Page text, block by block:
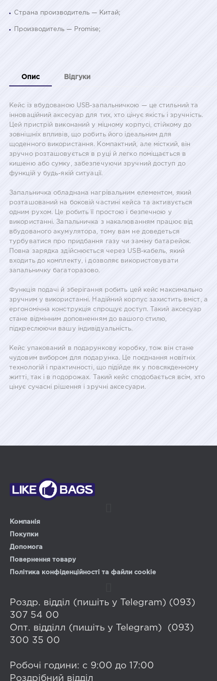
Страна производитель — Китай;
Производитель — Promise;
Опис Відгуки
Кейс із вбудованою USB-запальничкою — це стильний та
інноваційний аксесуар для тих, хто цінує якість і зручність.
Цей пристрій виконаний у міцному корпусі, стійкому до
зовнішніх впливів, що робить його ідеальним для
щоденного використання. Компактний, але місткий, він
зручно розташовується в руці й легко поміщається в
кишеню або сумку, забезпечуючи зручний доступ до
функцій у будь-якій ситуації.
Запальничка обладнана нагрівальним елементом, який
розташований на боковій частині кейса та активується
одним рухом. Це робить її простою і безпечною у
використанні. Запальничка з накалюванням працює від
вбудованого акумулятора, тому вам не доведеться
турбуватися про придбання газу чи заміну батарейок.
Повна зарядка здійснюється через USB-кабель, який
входить до комплекту, і дозволяє використовувати
запальничку багаторазово.
Функція подачі й зберігання робить цей кейс максимально
зручним у використанні. Надійний корпус захистить вміст, а
ергономічна конструкція спрощує доступ. Такий аксесуар
стане відмінним доповненням до вашого стилю,
підкреслюючи вашу індивідуальність.
Кейс упакований в подарункову коробку, тож він стане
чудовим вибором для подарунка. Це поєднання новітніх
технологій і практичності, що підійде як у повсякденному
житті, так і в подорожах. Такий кейс сподобається всім, хто
цінує сучасні рішення і зручні аксесуари.
Компанія
Покупки
Допомога
Повернення товару
Політика конфіденційності та файли cookie
Роздр. відділ (пишіть у Telegram) (093)
307 54 00
Опт. відділл (пишіть у Telegram) (093)
300 35 00
Робочі години: с 9:00 до 17:00
Роздрібний відділ